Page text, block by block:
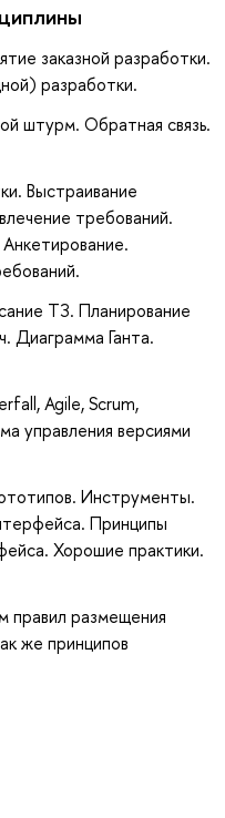
заказной разработки.
разработки.
штурм. Обратная связь.
Выстраивание
требований.
ТЗ. Планирование
Диаграмма Ганта.
Agile, Scrum,
управления версиями
Инструменты.
Принципы
Хорошие практики.
правил размещения
же принципов